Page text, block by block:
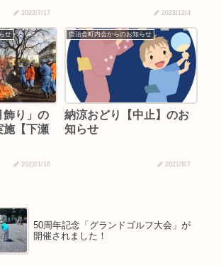
2023/7/17 2023/12/4
せ
飾り」の
施【下瀬
2022/1/10
自治会町内会からのお知らせ
納涼おどり【中止】のお
知らせ
2021/8/7
50周年記念「グランドゴルフ大会」が
開催されました！